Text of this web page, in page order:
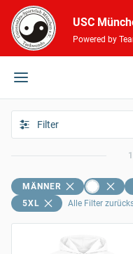
USC
Powered by
Filter
MÄNNER
5XL
Alle Filter